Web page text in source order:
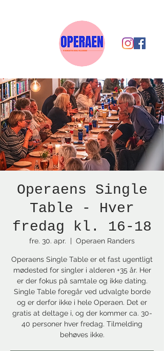
Operaens Single
Table - Hver
fredag kl. 16-18
fre. 30. apr.
  |
Operaen Randers
Operaens Single Table er et fast ugentligt
mødested for singler i alderen +35 år. Her
er der fokus på samtale og ikke dating.
Single Table foregår ved udvalgte borde
og er derfor ikke i hele Operaen. Det er
gratis at deltage i, og der kommer ca. 30-
40 personer hver fredag. Tilmelding
behøves ikke.